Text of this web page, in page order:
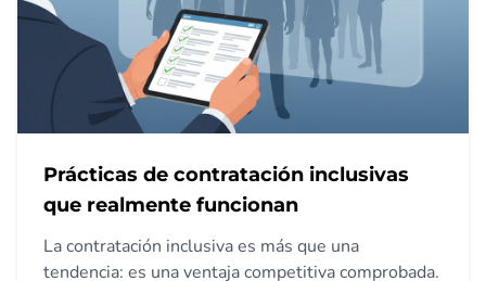
Prácticas de contratación inclusivas
que realmente funcionan
La contratación inclusiva es más que una
tendencia: es una ventaja competitiva comprobada.